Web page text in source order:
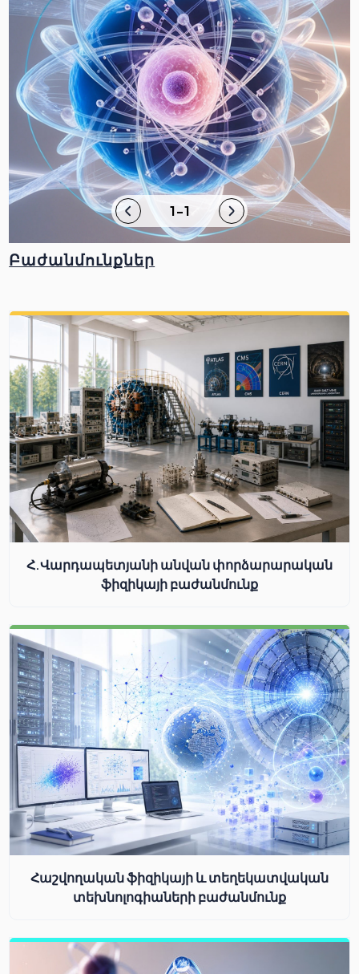
1-1
Բաժանմունքներ
Հ.Վարդապետյանի անվան փորձարարական
ֆիզիկայի բաժանմունք
Հաշվողական ֆիզիկայի և տեղեկատվական
տեխնոլոգիաների բաժանմունք